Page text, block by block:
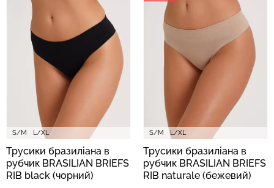
S/M L/XL
Трусики бразиліана в
рубчик BRASILIAN BRIEFS
RIB black (чорний)
S/M L/XL
Трусики бразиліана в
рубчик BRASILIAN BRIEFS
RIB naturale (бежевий)